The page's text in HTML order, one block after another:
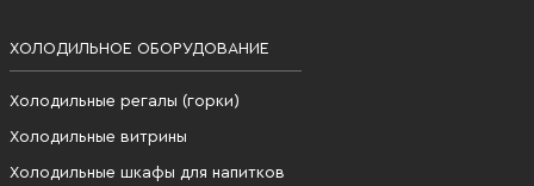
ХОЛОДИЛЬНОЕ ОБОРУДОВАНИЕ
Холодильные регалы (горки)
Холодильные витрины
Холодильные шкафы для напитков